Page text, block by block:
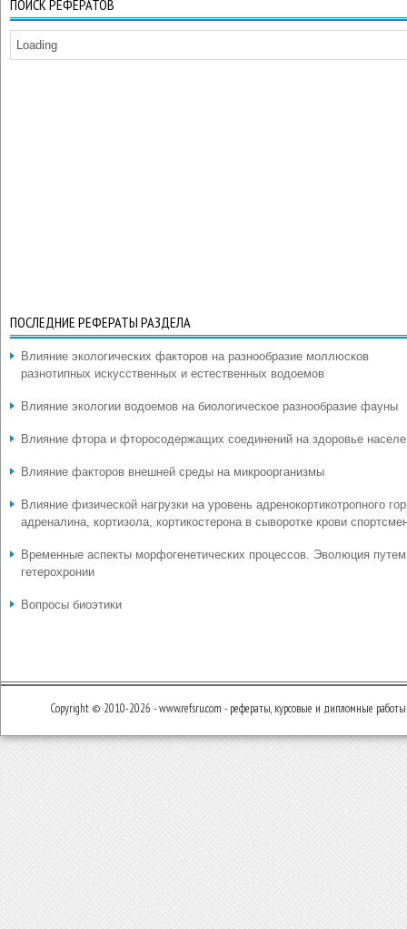
ПОИСК РЕФЕРАТОВ
Loading
ПОСЛЕДНИЕ РЕФЕРАТЫ РАЗДЕЛА
Влияние экологических факторов на разнообразие моллюсков
разнотипных искусственных и естественных водоемов
Влияние экологии водоемов на биологическое разнообразие фауны
Влияние фтора и фторосодержащих соединений на здоровье
Влияние факторов внешней среды на микроорганизмы
Влияние физической нагрузки на уровень адренокортикотропного
адреналина, кортизола, кортикостерона в сыворотке крови
Временные аспекты морфогенетических процессов. Эволюция путем
гетерохронии
Вопросы биоэтики
Copyright © 2010-2026 - www.refsru.com - рефераты, курсовые и дипломные работы